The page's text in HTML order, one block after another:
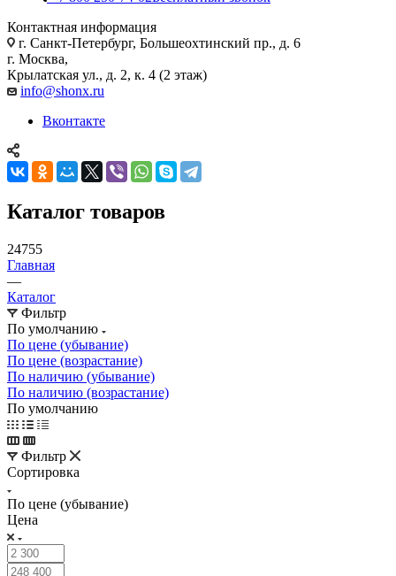
Контактная информация
г. Санкт-Петербург, Большеохтинский пр., д. 6
г. Москва,
Крылатская ул., д. 2, к. 4 (2 этаж)
info@shonx.ru
Вконтакте
Каталог товаров
24755
Главная
—
Каталог
Фильтр
По умолчанию
По цене (убывание)
По цене (возрастание)
По наличию (убывание)
По наличию (возрастание)
По умолчанию
Фильтр
Сортировка
По цене (убывание)
Цена